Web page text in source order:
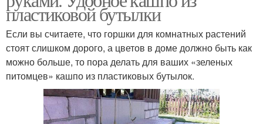
пластиковой бутылки
Если вы считаете, что горшки для комнатных растений
стоят слишком дорого, а цветов в доме должно быть как
можно больше, то пора делать для ваших «зеленых
питомцев» кашпо из пластиковых бутылок.